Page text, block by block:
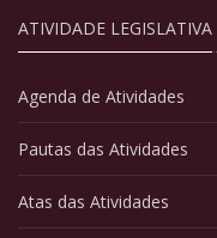
ATIVIDADE LEGISLATIVA
Agenda de Atividades
Pautas das Atividades
Atas das Atividades